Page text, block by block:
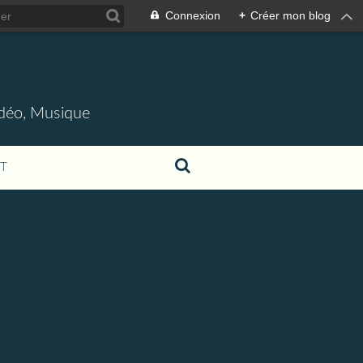
Connexion + Créer mon blog
Musique